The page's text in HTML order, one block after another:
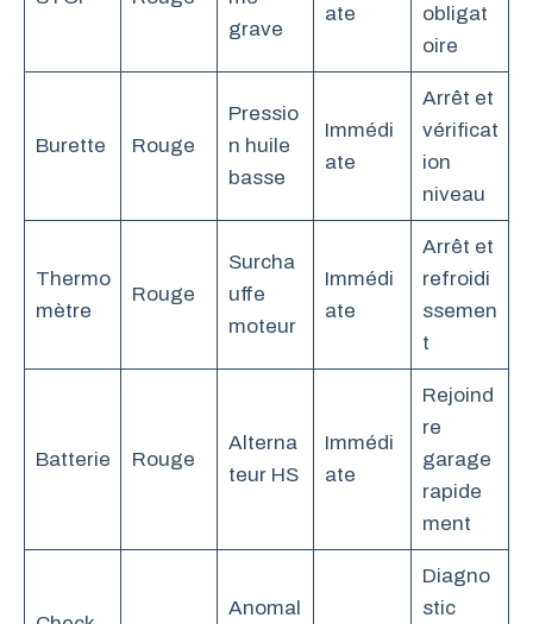
grave
ate
obligat
oire
Burette Rouge
Pressio
n huile
basse
Immédi
ate
Arrêt et
vérificat
ion
niveau
Thermo
mètre
Rouge
Surcha
uffe
moteur
Immédi
ate
Arrêt et
refroidi
ssemen
t
Batterie Rouge
Alterna
teur HS
Immédi
ate
Rejoind
re
garage
rapide
ment
Anomal
Diagno
stic